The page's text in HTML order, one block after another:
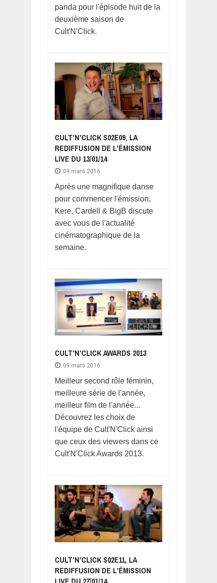
panda pour l'épisode huit de la
deuxième saison de
Cult'N'Click.
CULT'N'CLICK S02E09, LA
REDIFFUSION DE L'ÉMISSION
LIVE DU 13/01/14
09 mars 2016
Après une magnifique danse
pour commencer l'émission,
Kere, Cardell & BigB discute
avec vous de l'actualité
cinématographique de la
semaine.
CULT'N'CLICK AWARDS 2013
09 mars 2016
Meilleur second rôle féminin,
meilleure série de l'année,
meilleur film de l'année...
Découvrez les choix de
l'équipe de Cult'N'Click ainsi
que ceux des viewers dans ce
Cult'N'Click Awards 2013.
CULT'N'CLICK S02E11, LA
REDIFFUSION DE L'ÉMISSION